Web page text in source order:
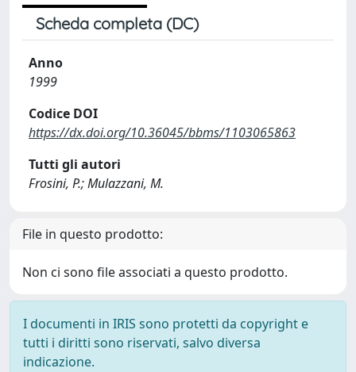
Scheda completa (DC)
Anno
1999
Codice DOI
https://dx.doi.org/10.36045/bbms/1103065863
Tutti gli autori
Frosini, P.; Mulazzani, M.
File in questo prodotto:
Non ci sono file associati a questo prodotto.
I documenti in IRIS sono protetti da copyright e
tutti i diritti sono riservati, salvo diversa
indicazione.